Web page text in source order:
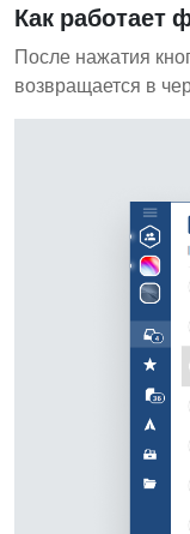
Как работает
После нажатия
возвращается в